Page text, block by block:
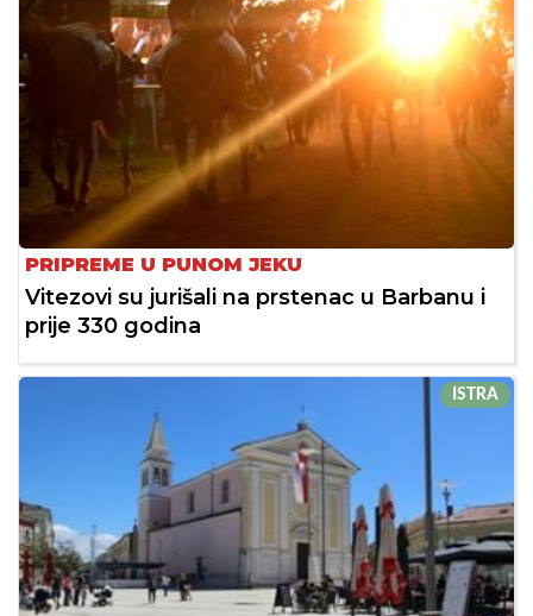
PRIPREME U PUNOM JEKU
Vitezovi su jurišali na prstenac u Barbanu i
prije 330 godina
ISTRA